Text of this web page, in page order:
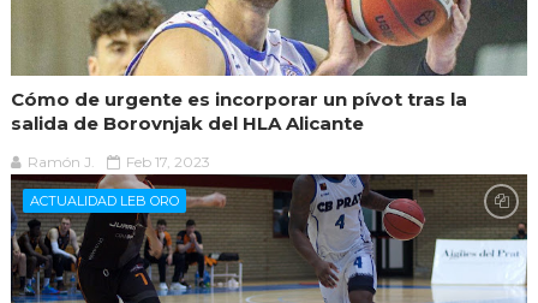
Cómo de urgente es incorporar un pívot tras la
salida de Borovnjak del HLA Alicante
Ramón J. Feb 17, 2023
ACTUALIDAD LEB ORO